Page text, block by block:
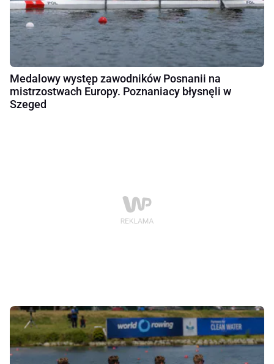
Medalowy występ zawodników Posnanii na
mistrzostwach Europy. Poznaniacy błysnęli w
Szeged